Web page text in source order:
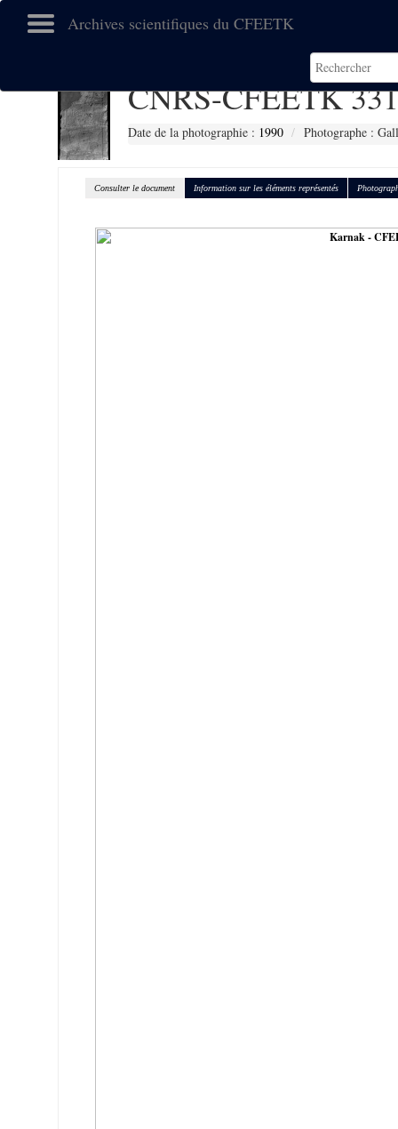
Archives scientifiques du CFEETK
CNRS-CFEETK
Date de la photographie : 1990 Photographe :
Consulter le document Information sur les éléments représentés